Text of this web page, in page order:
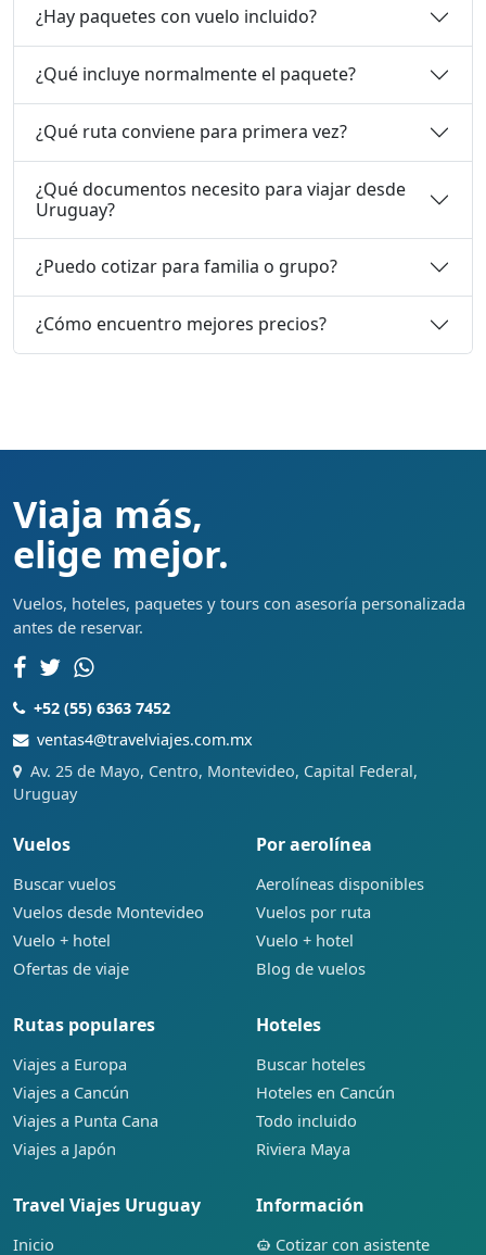
¿Hay paquetes con vuelo incluido?
¿Qué incluye normalmente el paquete?
¿Qué ruta conviene para primera vez?
¿Qué documentos necesito para viajar desde
Uruguay?
¿Puedo cotizar para familia o grupo?
¿Cómo encuentro mejores precios?
Viaja más,
elige mejor.
Vuelos, hoteles, paquetes y tours con asesoría personalizada
antes de reservar.
+52 (55) 6363 7452
ventas4@travelviajes.com.mx
Av. 25 de Mayo, Centro, Montevideo, Capital Federal,
Uruguay
Vuelos
Buscar vuelos
Vuelos desde Montevideo
Vuelo + hotel
Ofertas de viaje
Por aerolínea
Aerolíneas disponibles
Vuelos por ruta
Vuelo + hotel
Blog de vuelos
Rutas populares
Viajes a Europa
Viajes a Cancún
Viajes a Punta Cana
Viajes a Japón
Hoteles
Buscar hoteles
Hoteles en Cancún
Todo incluido
Riviera Maya
Travel Viajes Uruguay
Inicio
Información
Cotizar con asistente